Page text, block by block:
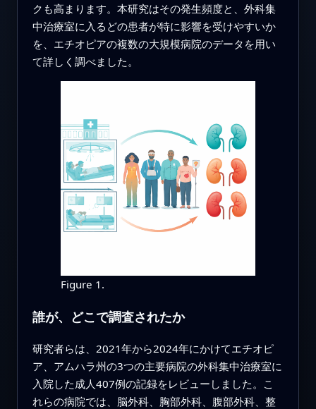
クも高まります。本研究はその発生頻度と、外科集
中治療室に入るどの患者が特に影響を受けやすいか
を、エチオピアの複数の大規模病院のデータを用い
て詳しく調べました。
Figure 1.
誰が、どこで調査されたか
研究者らは、2021年から2024年にかけてエチオピ
ア、アムハラ州の3つの主要病院の外科集中治療室に
入院した成人407例の記録をレビューしました。こ
れらの病院では、脳外科、胸部外科、腹部外科、整